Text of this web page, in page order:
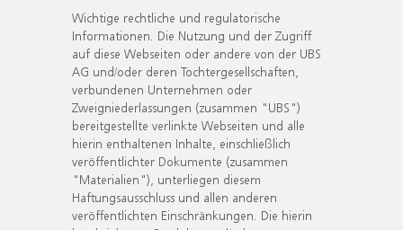
Wichtige rechtliche und regulatorische
Informationen. Die Nutzung und der Zugriff
auf diese Webseiten oder andere von der UBS
AG und/oder deren Tochtergesellschaften,
verbundenen Unternehmen oder
Zweigniederlassungen (zusammen "UBS")
bereitgestellte verlinkte Webseiten und alle
hierin enthaltenen Inhalte, einschließlich
veröffentlichter Dokumente (zusammen
"Materialien"), unterliegen diesem
Haftungsausschluss und allen anderen
veröffentlichten Einschränkungen. Die hierin